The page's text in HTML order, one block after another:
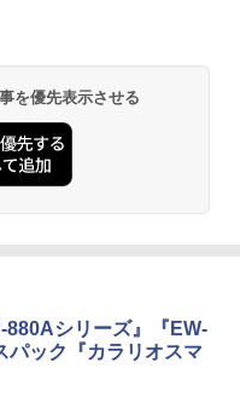
を優先表示させる
880Aシリーズ』『EW-
パック『カラリオスマ